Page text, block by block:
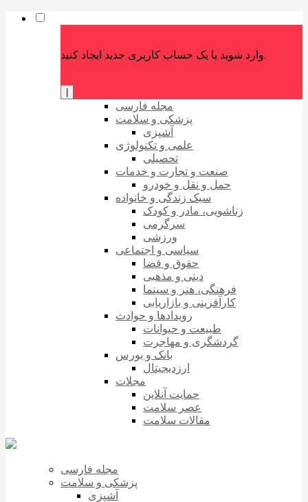
وارد شوید یا یک حساب کاربری جدید ایجاد کنید.
مجله فارسی
پزشکی و سلامت
آشپزی
علمی و تکنولوژی
تحصیلی
صنعت و تجارت و خدمات
حمل و نقل و خودرو
سبک زندگی و خانواده
زناشویی، مادر و کودک
سرگرمی
ورزشی
سیاسی و اجتماعی
حقوق و قضا
دینی و مذهبی
فرهنگی، هنر و سینما
کارآفرینی و بازاریابی
رویدادها و حوادث
طبیعت و حیوانات
گردشگری و مهاجرت
بانک و بورس
ارزدیجیتال
مجلات
حمایت آنلاین
عصر سلامت
مقالات سلامت
مجله فارسی
پزشکی و سلامت
آشپزی